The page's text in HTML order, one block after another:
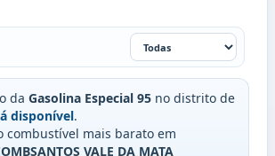
da Gasolina Especial 95 no distrito de
disponível.
combustível mais barato em
VALE DA MATA